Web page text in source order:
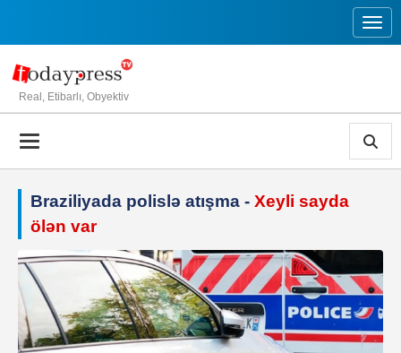
Real, Etibarlı, Obyektiv
Braziliyada polislə atışma - Xeyli sayda
ölən var